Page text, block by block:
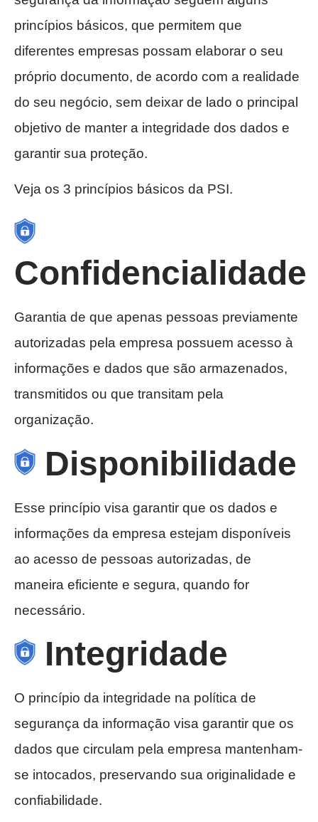
princípios básicos, que permitem que
diferentes empresas possam elaborar o seu
próprio documento, de acordo com a realidade
do seu negócio, sem deixar de lado o principal
objetivo de manter a integridade dos dados e
garantir sua proteção.
Veja os 3 princípios básicos da PSI.
Confidencialidade
Garantia de que apenas pessoas previamente
autorizadas pela empresa possuem acesso à
informações e dados que são armazenados,
transmitidos ou que transitam pela
organização.
Disponibilidade
Esse princípio visa garantir que os dados e
informações da empresa estejam disponíveis
ao acesso de pessoas autorizadas, de
maneira eficiente e segura, quando for
necessário.
Integridade
O princípio da integridade na política de
segurança da informação visa garantir que os
dados que circulam pela empresa mantenham-
se intocados, preservando sua originalidade e
confiabilidade.